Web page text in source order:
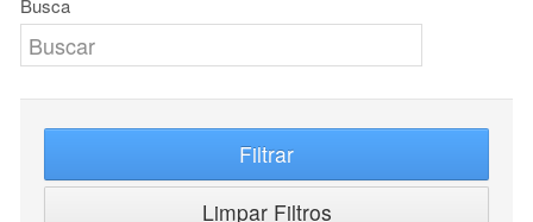
Busca
Filtrar
Limpar Filtros